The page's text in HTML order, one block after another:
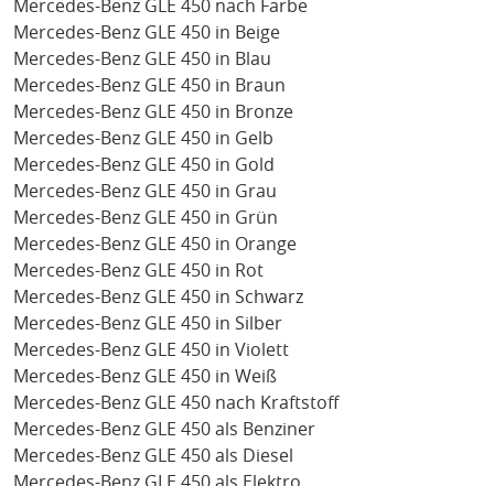
Mercedes-Benz GLE 450 nach Farbe
Mercedes-Benz GLE 450 in Beige
Mercedes-Benz GLE 450 in Blau
Mercedes-Benz GLE 450 in Braun
Mercedes-Benz GLE 450 in Bronze
Mercedes-Benz GLE 450 in Gelb
Mercedes-Benz GLE 450 in Gold
Mercedes-Benz GLE 450 in Grau
Mercedes-Benz GLE 450 in Grün
Mercedes-Benz GLE 450 in Orange
Mercedes-Benz GLE 450 in Rot
Mercedes-Benz GLE 450 in Schwarz
Mercedes-Benz GLE 450 in Silber
Mercedes-Benz GLE 450 in Violett
Mercedes-Benz GLE 450 in Weiß
Mercedes-Benz GLE 450 nach Kraftstoff
Mercedes-Benz GLE 450 als Benziner
Mercedes-Benz GLE 450 als Diesel